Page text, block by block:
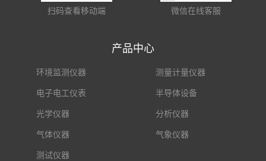
扫码查看移动端 微信在线客服
产品中心
环境监测仪器 测量计量仪器
电子电工仪表 半导体设备
光学仪器 分析仪器
气体仪器 气象仪器
测试仪器